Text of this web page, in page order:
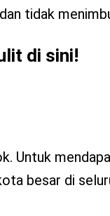
tidak
di sini!
Untuk
besar di